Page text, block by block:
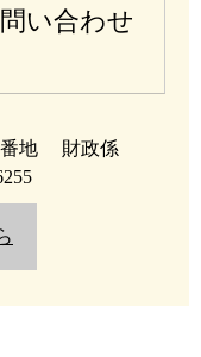
い合わせ
地
財政係